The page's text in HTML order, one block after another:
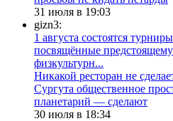
31 июля в 19:03
gizn3:
1 августа состоятся
посвящённые
физкультурн...
​Никакой ресторан не
Сургута общественное
планетарий — сделают
30 июля в 18:34